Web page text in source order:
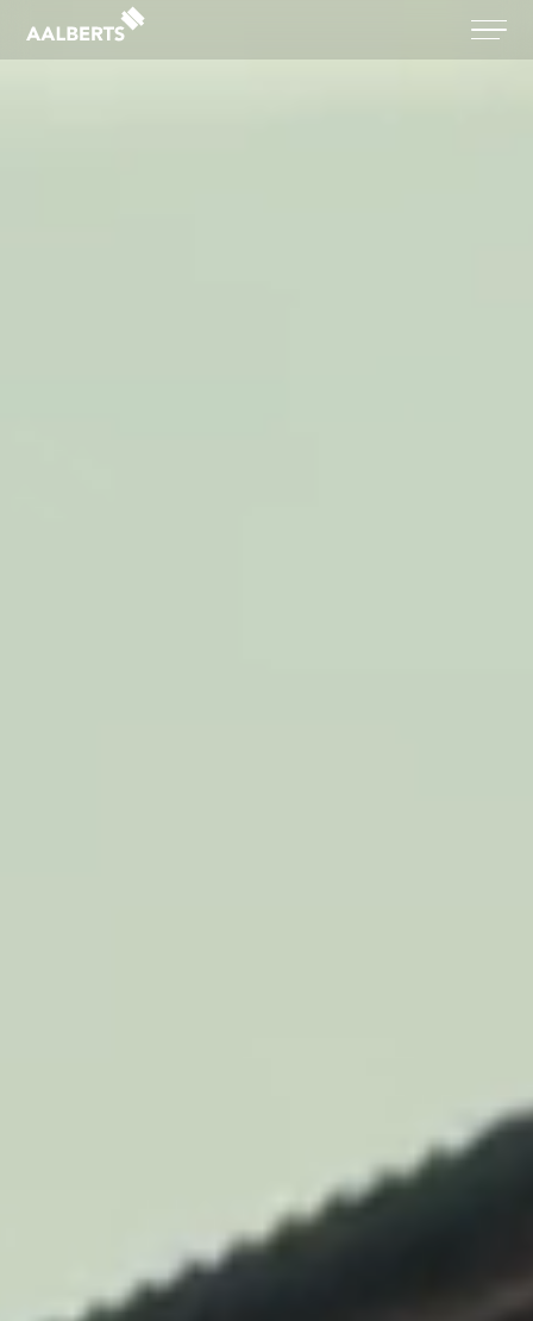
Aalberts Bouw, terug naar de homepagina